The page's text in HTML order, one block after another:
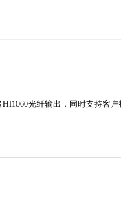
HI1060光纤输出，同时支持客户